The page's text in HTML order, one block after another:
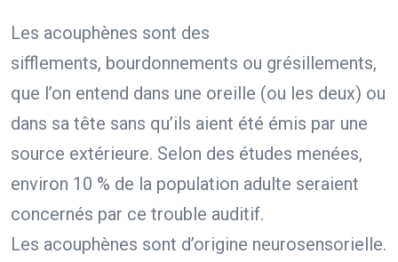
Les acouphènes sont des
sifflements, bourdonnements ou grésillements,
que l’on entend dans une oreille (ou les deux) ou
dans sa tête sans qu’ils aient été émis par une
source extérieure. Selon des études menées,
environ 10 % de la population adulte seraient
concernés par ce trouble auditif.
Les acouphènes sont d’origine neurosensorielle.